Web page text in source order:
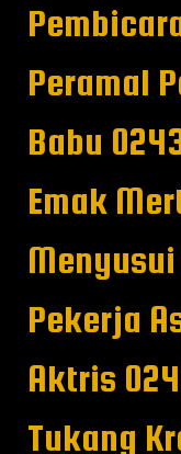
Peramal
Babu
Emak
Pekerja
Aktris
Tukang